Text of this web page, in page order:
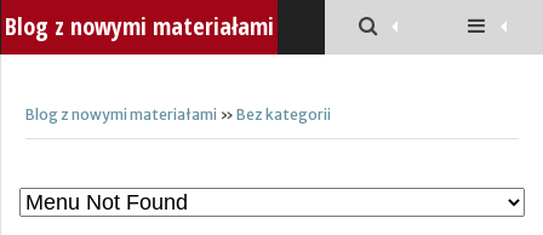
Blog z nowymi materiałami
Blog z nowymi materiałami » Bez kategorii